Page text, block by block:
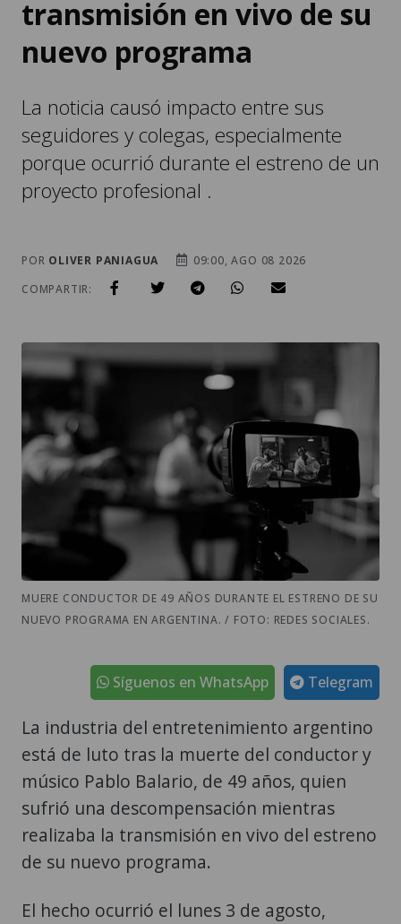
transmisión en vivo de su
nuevo programa
La noticia causó impacto entre sus
seguidores y colegas, especialmente
porque ocurrió durante el estreno de un
proyecto profesional .
POR OLIVER PANIAGUA
09:00, AGO 08 2026
COMPARTIR:
MUERE CONDUCTOR DE 49 AÑOS DURANTE EL ESTRENO DE SU
NUEVO PROGRAMA EN ARGENTINA. / FOTO: REDES SOCIALES.
Telegram
Síguenos en WhatsApp
La industria del entretenimiento argentino
está de luto tras la muerte del conductor y
músico Pablo Balario, de 49 años, quien
sufrió una descompensación mientras
realizaba la transmisión en vivo del estreno
de su nuevo programa.
El hecho ocurrió el lunes 3 de agosto,